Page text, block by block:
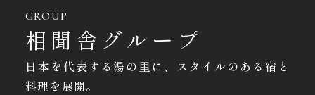
GROUP
相聞舎グループ
日本を代表する湯の里に、スタイルのある宿と
料理を展開。